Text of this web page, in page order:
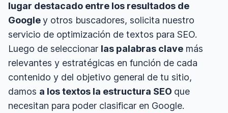
lugar destacado entre los resultados de
Googley otros buscadores, solicita nuestro
servicio de optimización de textos para SEO.
Luego de seleccionar las palabras clave más
relevantes y estratégicas en función de cada
contenido y del objetivo general de tu sitio,
damos a los textos la estructura SEO que
necesitan para poder clasificar en Google.